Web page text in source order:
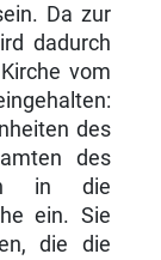
Da zur
dadurch
vom
des
des
in die
ein. Sie
die die